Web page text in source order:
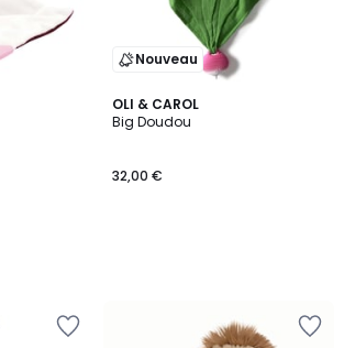
Nouveau
OLI & CAROL
Big Doudou
32,00 €